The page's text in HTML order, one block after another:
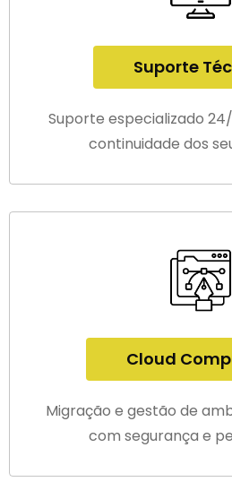
Suporte
Suporte especializado
continuidade dos
Cloud
Migração e gestão de
com segurança e